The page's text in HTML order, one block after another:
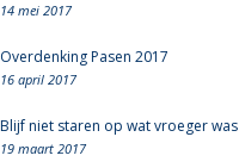
14 mei 2017
Overdenking Pasen 2017
16 april 2017
Blijf niet staren op wat vroeger was
19 maart 2017